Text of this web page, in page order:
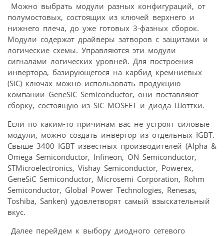
Можно выбрать модули разных конфигураций, от
полумостовых, состоящих из ключей верхнего и
нижнего плеча, до уже готовых 3-фазных сборок.
Модули содержат драйверы затворов с защитами и
логические схемы. Управляются эти модули
сигналами логических уровней. Для построения
инвертора, базирующегося на карбид кремниевых
(SiC) ключах можно использовать продукцию
компании GeneSiC Semiconductor, они поставляют
сборку, состоящую из SiC MOSFET и диода Шоттки.
Если по каким-то причинам вас не устроят силовые
модули, можно создать инвертор из отдельных IGBT.
Свыше 3400 IGBT известных производителей (Alpha &
Omega Semiconductor, Infineon, ON Semiconductor,
STMicroelectronics, Vishay Semiconductor, Powerex,
GeneSiC Semiconductor, Microsemi Corporation, Rohm
Semiconductor, Global Power Technologies, Renesas,
Toshiba, Sanken) удовлетворят самый взыскательный
вкус.
Далее перейдем к выбору диодного сетевого